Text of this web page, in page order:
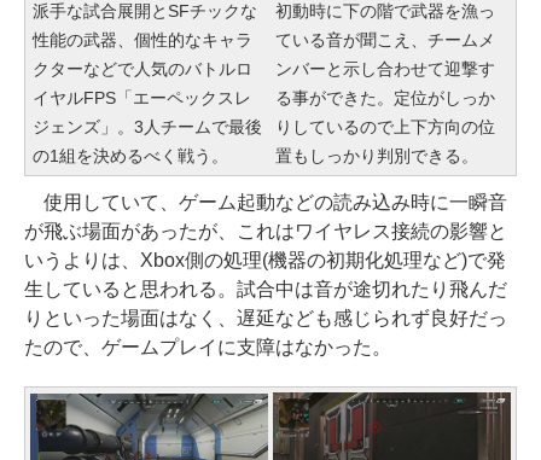
派手な試合展開とSFチックな
性能の武器、個性的なキャラ
クターなどで人気のバトルロ
イヤルFPS「エーペックスレ
ジェンズ」。3人チームで最後
の1組を決めるべく戦う。
初動時に下の階で武器を漁っ
ている音が聞こえ、チームメ
ンバーと示し合わせて迎撃す
る事ができた。定位がしっか
りしているので上下方向の位
置もしっかり判別できる。
使用していて、ゲーム起動などの読み込み時に一瞬音
が飛ぶ場面があったが、これはワイヤレス接続の影響と
いうよりは、Xbox側の処理(機器の初期化処理など)で発
生していると思われる。試合中は音が途切れたり飛んだ
りといった場面はなく、遅延なども感じられず良好だっ
たので、ゲームプレイに支障はなかった。